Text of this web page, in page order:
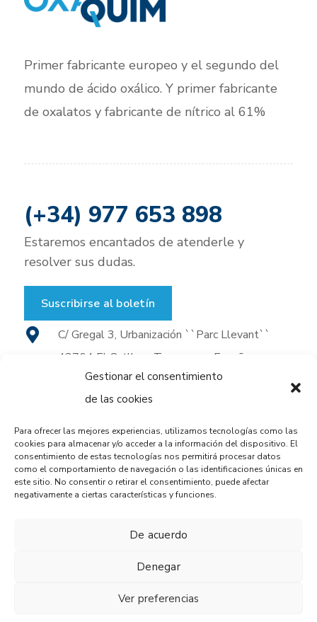
Gestionar el consentimiento
de las cookies
Para ofrecer las mejores experiencias, utilizamos tecnologías como las
cookies para almacenar y/o acceder a la información del dispositivo. El
consentimiento de estas tecnologías nos permitirá procesar datos
como el comportamiento de navegación o las identificaciones únicas en
este sitio. No consentir o retirar el consentimiento, puede afectar
negativamente a ciertas características y funciones.
De acuerdo
Denegar
Ver preferencias
Primer fabricante europeo y el segundo del
mundo de ácido oxálico. Y primer fabricante
de oxalatos y fabricante de nítrico al 61%
(+34) 977 653 898
Estaremos encantados de atenderle y
resolver sus dudas.
Suscribirse al boletín
C/ Gregal 3, Urbanización ``Parc Llevant``
43764 El Catllar - Tarragona - España
(+34) 977 653 898
(+34) 977 653 930
oxaquim@oxaquim.com
Copyright © Oxaquim 2024
Política de privacidad